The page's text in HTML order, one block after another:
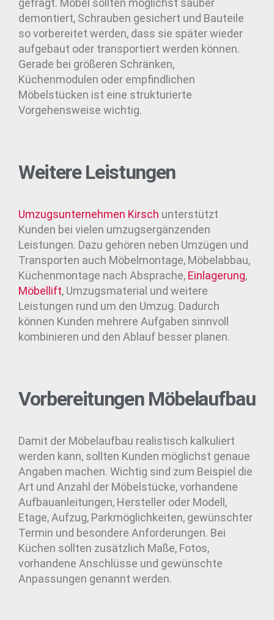
demontiert, Schrauben gesichert und Bauteile
so vorbereitet werden, dass sie später wieder
aufgebaut oder transportiert werden können.
Gerade bei größeren Schränken,
Küchenmodulen oder empfindlichen
Möbelstücken ist eine strukturierte
Vorgehensweise wichtig.
Weitere Leistungen
Umzugsunternehmen Kirsch unterstützt
Kunden bei vielen umzugsergänzenden
Leistungen. Dazu gehören neben Umzügen und
Transporten auch Möbelmontage, Möbelabbau,
Küchenmontage nach Absprache, Einlagerung,
Möbellift, Umzugsmaterial und weitere
Leistungen rund um den Umzug. Dadurch
können Kunden mehrere Aufgaben sinnvoll
kombinieren und den Ablauf besser planen.
Vorbereitungen Möbelaufbau
Damit der Möbelaufbau realistisch kalkuliert
werden kann, sollten Kunden möglichst genaue
Angaben machen. Wichtig sind zum Beispiel die
Art und Anzahl der Möbelstücke, vorhandene
Aufbauanleitungen, Hersteller oder Modell,
Etage, Aufzug, Parkmöglichkeiten, gewünschter
Termin und besondere Anforderungen. Bei
Küchen sollten zusätzlich Maße, Fotos,
vorhandene Anschlüsse und gewünschte
Anpassungen genannt werden.